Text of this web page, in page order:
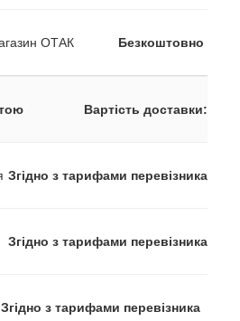
ОТАК Безкоштовно
Вартість доставки:
Згідно з тарифами перевізника
Згідно з тарифами перевізника
Згідно з тарифами перевізника